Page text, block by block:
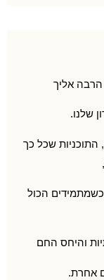
הרבה אליך
שלנו.
שכל כך
הכול
והיחס החם
אחרת.